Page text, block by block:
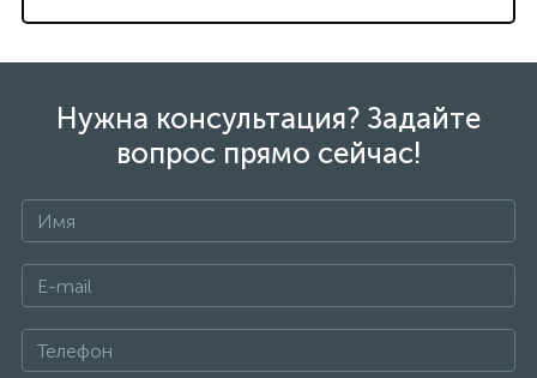
Нужна консультация? Задайте
вопрос прямо сейчас!